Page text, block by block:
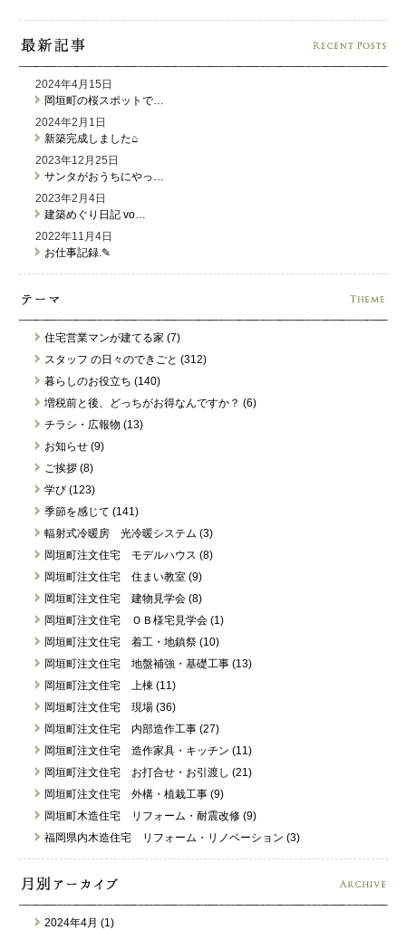
2024年4月15日
岡垣町の桜スポットで…
2024年2月1日
新築完成しました⌂
2023年12月25日
サンタがおうちにやっ…
2023年2月4日
建築めぐり日記 vo…
2022年11月4日
お仕事記録.✎
住宅営業マンが建てる家 (7)
スタッフ の日々のできごと (312)
暮らしのお役立ち (140)
増税前と後、どっちがお得なんですか？ (6)
チラシ・広報物 (13)
お知らせ (9)
ご挨拶 (8)
学び (123)
季節を感じて (141)
輻射式冷暖房 光冷暖システム (3)
岡垣町注文住宅 モデルハウス (8)
岡垣町注文住宅 住まい教室 (9)
岡垣町注文住宅 建物見学会 (8)
岡垣町注文住宅 ＯＢ様宅見学会 (1)
岡垣町注文住宅 着工・地鎮祭 (10)
岡垣町注文住宅 地盤補強・基礎工事 (13)
岡垣町注文住宅 上棟 (11)
岡垣町注文住宅 現場 (36)
岡垣町注文住宅 内部造作工事 (27)
岡垣町注文住宅 造作家具・キッチン (11)
岡垣町注文住宅 お打合せ・お引渡し (21)
岡垣町注文住宅 外構・植栽工事 (9)
岡垣町木造住宅 リフォーム・耐震改修 (9)
福岡県内木造住宅 リフォーム・リノベーション (3)
2024年4月 (1)